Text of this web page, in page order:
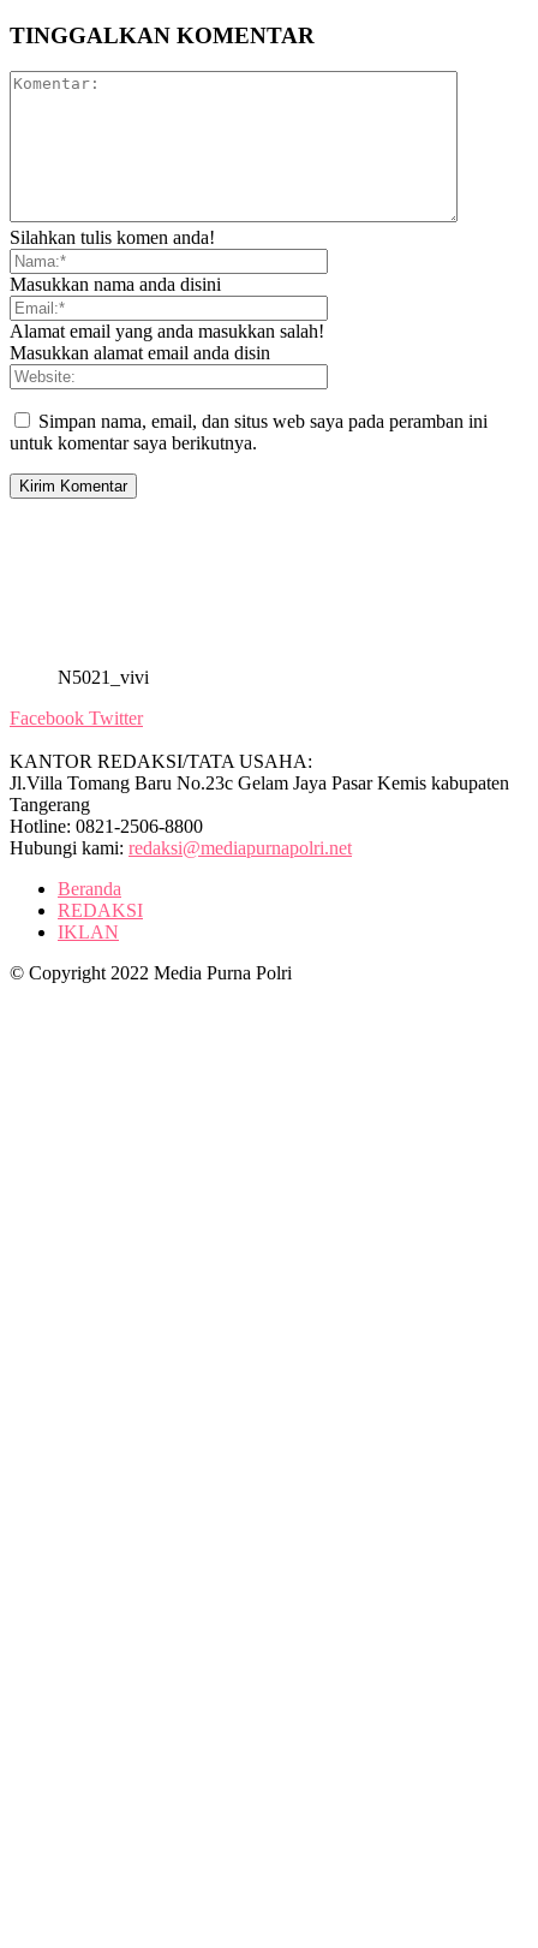
TINGGALKAN KOMENTAR
Silahkan tulis komen anda!
Masukkan nama anda disini
Alamat email yang anda masukkan salah!
Masukkan alamat email anda disin
Simpan nama, email, dan situs web saya pada peramban ini
untuk komentar saya berikutnya.
N5021_vivi
Facebook Twitter
KANTOR REDAKSI/TATA USAHA:
Jl.Villa Tomang Baru No.23c Gelam Jaya Pasar Kemis kabupaten
Tangerang
Hotline: 0821-2506-8800
Hubungi kami: redaksi@mediapurnapolri.net
Beranda
REDAKSI
IKLAN
© Copyright 2022 Media Purna Polri